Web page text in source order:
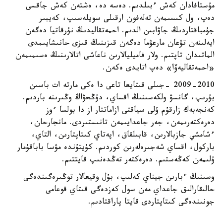
مۇستافادان كەش ءبىلدىم. دەسە دە، ەشتەن كەش جاقسى
دەپ، ول كىسىمەن تەلەفون ارقىلى سويلەسىپ، كەيبىر
جۇمباقتاردىڭ جاۋابىن الدىم. احمەتقاليدىڭ نۇرقاتيا دەگەن
ايەلىنەن تۋعان مارعۋما دەگەن قىزىنىڭ قىزى حانىشايىمدى
الماتىدان تاپتىم. ولار فاميليالارىن ناعاشى اتالارىنىڭ ەسىمىمەن
«احمەتقاليەۆا» دەپ اتايدى ەكەن.
2009-2010 -جىلى قىتايعا تاعى دا ەكى مارتە ات باسىن
بۇرىپ، گانسۋ ولكەسىنىڭ اقساي، دۇڭحۋاڭ وڭىرىنە باردىم.
كەنجەبەك زارقۇم ۇلى سياقتى ازاماتتار از دا بولسا ءوز
دەرەكتەرىمەن، جەر جاعدايىمەن تانىستىردى. مانجارحان،
ءشامشي جازبالارىن، قابىلقاق، اپەتاي كىتاپتارىن، التاي،
باركول، اقساي شەجىرەلەرىن كوردىم. كۇيتۇندە مۋسا باباقۇمار
ۇلىمەن كەڭەستىم. دەرەكتەر تەڭدەنىپ قايتتىم.
وسىنىڭ ءبارىن جيناي كەلىپ، بۇل وقيعالار توڭىرەگىندەگى
حالىقارالىق جاعداي مەن سول كەزدەگى قىتاي قوعامى
جونىندەگى كىتاپتاردى قايتا پاراقتادىم.